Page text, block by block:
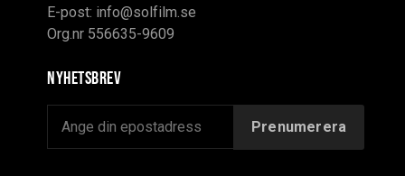
E-post: info@solfilm.se
Org.nr 556635-9609
Nyhetsbrev